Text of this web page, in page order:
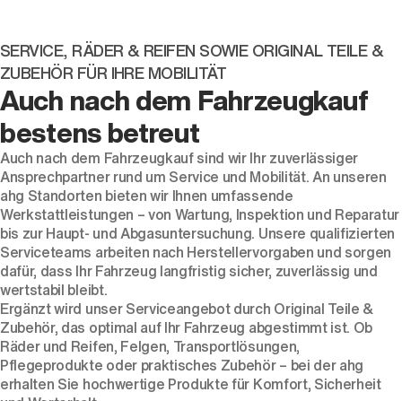
SERVICE, RÄDER & REIFEN SOWIE ORIGINAL TEILE &
ZUBEHÖR FÜR IHRE MOBILITÄT
Auch nach dem Fahrzeugkauf
bestens betreut
Auch nach dem Fahrzeugkauf sind wir Ihr zuverlässiger
Ansprechpartner rund um Service und Mobilität. An unseren
ahg Standorten bieten wir Ihnen umfassende
Werkstattleistungen – von Wartung, Inspektion und Reparatur
bis zur Haupt- und Abgasuntersuchung. Unsere qualifizierten
Serviceteams arbeiten nach Herstellervorgaben und sorgen
dafür, dass Ihr Fahrzeug langfristig sicher, zuverlässig und
wertstabil bleibt.
Ergänzt wird unser Serviceangebot durch Original Teile &
Zubehör, das optimal auf Ihr Fahrzeug abgestimmt ist. Ob
Räder und Reifen, Felgen, Transportlösungen,
Pflegeprodukte oder praktisches Zubehör – bei der ahg
erhalten Sie hochwertige Produkte für Komfort, Sicherheit